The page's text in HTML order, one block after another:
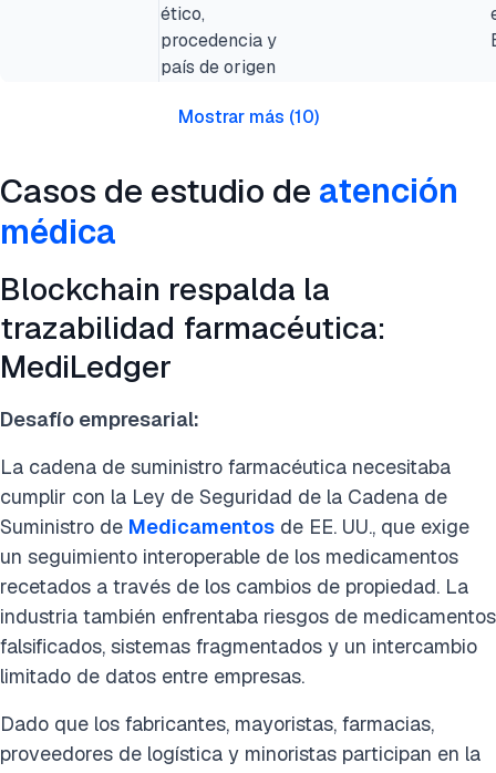
ético,
procedencia y
país de origen
Mostrar más (10)
Casos de estudio de atención
médica
Blockchain respalda la
trazabilidad farmacéutica:
MediLedger
Desafío empresarial:
La cadena de suministro farmacéutica necesitaba
cumplir con la Ley de Seguridad de la Cadena de
Suministro de Medicamentos de EE. UU., que exige
un seguimiento interoperable de los medicamentos
recetados a través de los cambios de propiedad. La
industria también enfrentaba riesgos de medicamentos
falsificados, sistemas fragmentados y un intercambio
limitado de datos entre empresas.
Dado que los fabricantes, mayoristas, farmacias,
proveedores de logística y minoristas participan en la